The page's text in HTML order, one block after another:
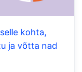
kohta,
ja võtta nad